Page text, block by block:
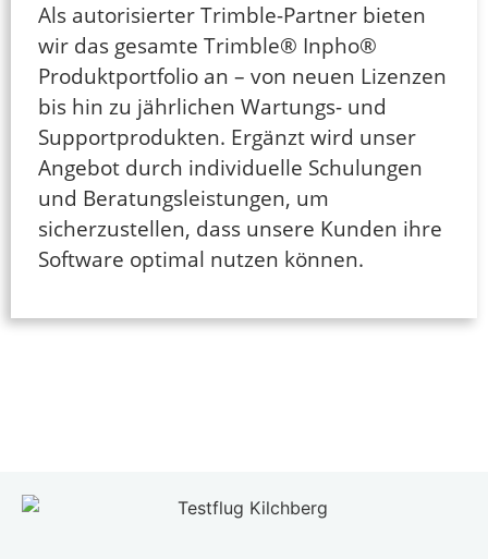
Als autorisierter Trimble-Partner bieten
wir das gesamte Trimble® Inpho®
Produktportfolio an – von neuen Lizenzen
bis hin zu jährlichen Wartungs- und
Supportprodukten. Ergänzt wird unser
Angebot durch individuelle Schulungen
und Beratungsleistungen, um
sicherzustellen, dass unsere Kunden ihre
Software optimal nutzen können.